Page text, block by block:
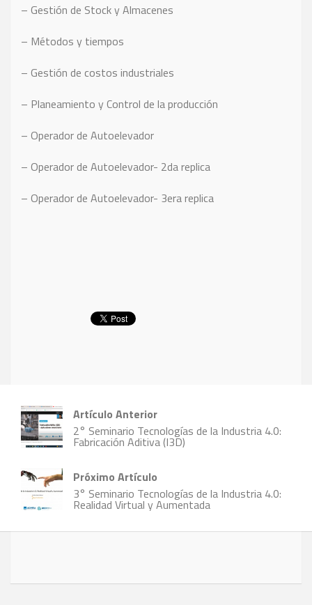
– Gestión de Stock y Almacenes
– Métodos y tiempos
– Gestión de costos industriales
– Planeamiento y Control de la producción
– Operador de Autoelevador
– Operador de Autoelevador- 2da replica
– Operador de Autoelevador- 3era replica
Artículo Anterior
2° Seminario Tecnologías de la Industria 4.0:
Fabricación Aditiva (I3D)
Próximo Artículo
3° Seminario Tecnologías de la Industria 4.0:
Realidad Virtual y Aumentada